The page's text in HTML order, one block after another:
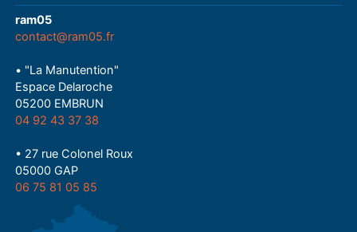
ram05
contact@ram05.fr
• "La Manutention"
Espace Delaroche
05200 EMBRUN
04 92 43 37 38
• 27 rue Colonel Roux
05000 GAP
06 75 81 05 85